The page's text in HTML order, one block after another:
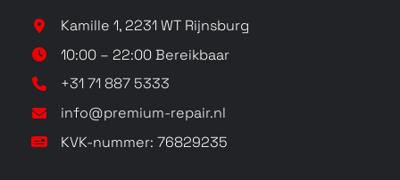
Kamille 1, 2231 WT Rijnsburg
10:00 – 22:00 Bereikbaar
+31 71 887 5333
info@premium-repair.nl
KVK-nummer: 76829235